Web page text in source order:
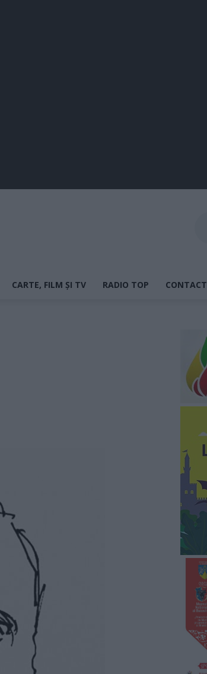
CARTE, FILM ȘI TV RADIO TOP CONTACT